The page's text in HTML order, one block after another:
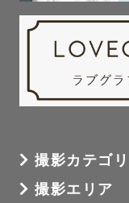
撮影カテゴリ
撮影エリア